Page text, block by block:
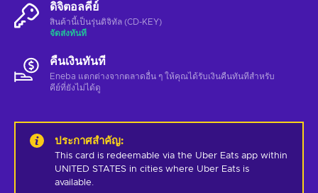
ดิจิตอลคีย์
สินค้านี้เป็นรุ่นดิจิทัล (CD-KEY)
จัดส่งทันที
คืนเงินทันที
Eneba แตกต่างจากตลาดอื่น ๆ ให้คุณได้รับเงินคืนทันทีสําหรับ
คีย์ที่ยังไม่ได้ดู
ประกาศสำคัญ:
This card is redeemable via the Uber Eats app within
UNITED STATES in cities where Uber Eats is
available.